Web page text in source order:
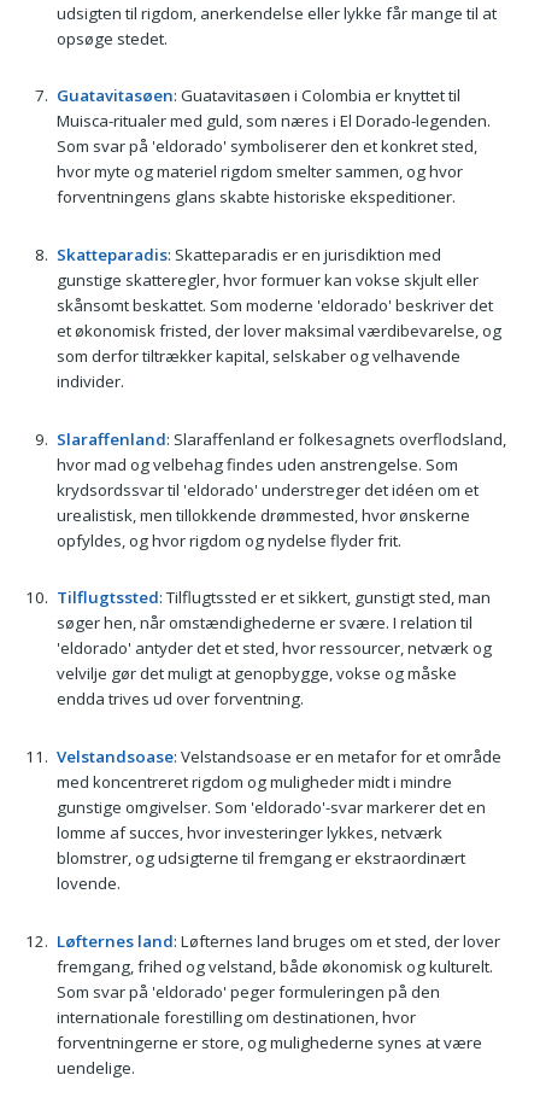
udsigten til rigdom, anerkendelse eller lykke får mange til at
opsøge stedet.
Guatavitasøen: Guatavitasøen i Colombia er knyttet til
Muisca-ritualer med guld, som næres i El Dorado-legenden.
Som svar på 'eldorado' symboliserer den et konkret sted,
hvor myte og materiel rigdom smelter sammen, og hvor
forventningens glans skabte historiske ekspeditioner.
Skatteparadis: Skatteparadis er en jurisdiktion med
gunstige skatteregler, hvor formuer kan vokse skjult eller
skånsomt beskattet. Som moderne 'eldorado' beskriver det
et økonomisk fristed, der lover maksimal værdibevarelse, og
som derfor tiltrækker kapital, selskaber og velhavende
individer.
Slaraffenland: Slaraffenland er folkesagnets overflodsland,
hvor mad og velbehag findes uden anstrengelse. Som
krydsordssvar til 'eldorado' understreger det idéen om et
urealistisk, men tillokkende drømmested, hvor ønskerne
opfyldes, og hvor rigdom og nydelse flyder frit.
Tilflugtssted: Tilflugtssted er et sikkert, gunstigt sted, man
søger hen, når omstændighederne er svære. I relation til
'eldorado' antyder det et sted, hvor ressourcer, netværk og
velvilje gør det muligt at genopbygge, vokse og måske
endda trives ud over forventning.
Velstandsoase: Velstandsoase er en metafor for et område
med koncentreret rigdom og muligheder midt i mindre
gunstige omgivelser. Som 'eldorado'-svar markerer det en
lomme af succes, hvor investeringer lykkes, netværk
blomstrer, og udsigterne til fremgang er ekstraordinært
lovende.
Løfternes land: Løfternes land bruges om et sted, der lover
fremgang, frihed og velstand, både økonomisk og kulturelt.
Som svar på 'eldorado' peger formuleringen på den
internationale forestilling om destinationen, hvor
forventningerne er store, og mulighederne synes at være
uendelige.